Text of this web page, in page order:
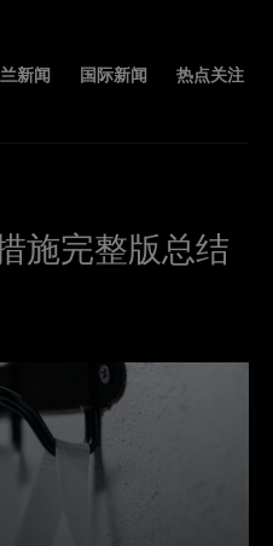
新闻 国际新闻 热点关注
施完整版总结